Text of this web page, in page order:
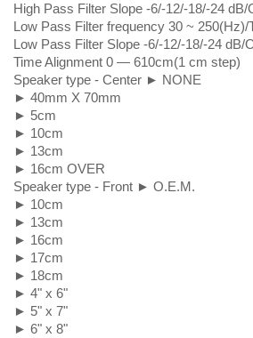
High Pass Filter Slope -6/-12/-18/-24 dB/
Low Pass Filter frequency 30 ~ 250(Hz)/
Low Pass Filter Slope -6/-12/-18/-24 dB/
Time Alignment 0 — 610cm(1 cm step)
Speaker type - Center ► NONE
► 40mm X 70mm
► 5cm
► 10cm
► 13cm
► 16cm OVER
Speaker type - Front ► O.E.M.
► 10cm
► 13cm
► 16cm
► 17cm
► 18cm
► 4" x 6"
► 5" x 7"
► 6" x 8"